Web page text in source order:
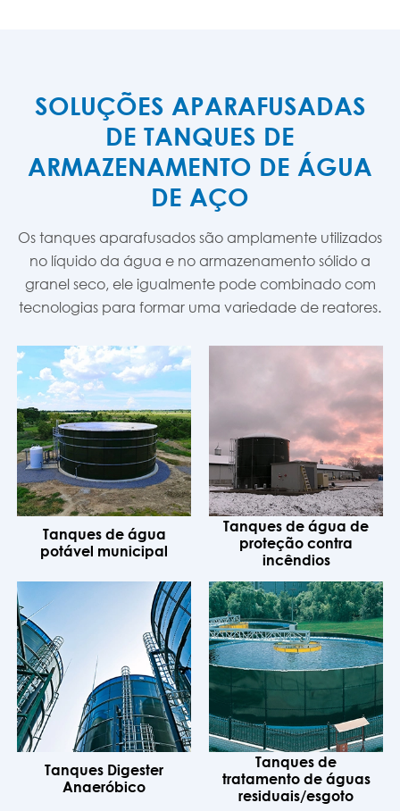
SOLUÇÕES APARAFUSADAS
DE TANQUES DE
ARMAZENAMENTO DE ÁGUA
DE AÇO
Os tanques aparafusados são amplamente utilizados
no líquido da água e no armazenamento sólido a
granel seco, ele igualmente pode combinado com
tecnologias para formar uma variedade de reatores.
Tanques de água
potável municipal
Tanques de água de
proteção contra
incêndios
Tanques Digester
Anaeróbico
Tanques de
tratamento de águas
residuais/esgoto